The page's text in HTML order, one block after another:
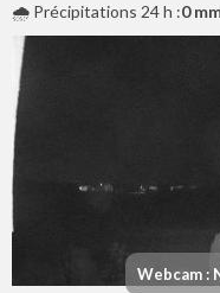
🌧️ Précipitations 24 h :0
Webcam :